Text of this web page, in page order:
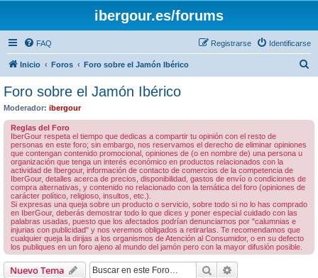
ibergour.es/forums
FAQ Identificarse
Registrarse
Inicio Foros Foro sobre el Jamón Ibérico
Foro sobre el Jamón Ibérico
Moderador: ibergour
Reglas del Foro
IberGour respeta el tiempo que dedicas a compartir tu opinión con el resto de
personas en este foro; sin embargo, nos reservamos el derecho de eliminar opiniones
que contengan contenido promocional, opiniones de (o en nombre de) una persona u
organización que tenga un interés económico en productos relacionados con la
actividad de Ibergour, información de contacto de comercios de la competencia de
IberGour, detalles acerca de precios, disponibilidad, gastos de envío o condiciones de
compra alternativas, y contenido no relacionado con la temática del foro (opiniones de
carácter político, religioso, insultos, etc.).
Si expresas una queja sobre un producto o servicio, sobre todo si no lo has comprado
en IberGour, deberás demostrar todo lo que dices y poner especial cuidado con las
palabras usadas, puesto que los afectados podrían denunciarnos por "calumnias e
injurias con publicidad" y nos veremos obligados a retirarlas. Te recomendamos que
cualquier queja la dirijas a los organismos de Atención al Consumidor, o en su defecto
los publiques en un foro ajeno al mundo del jamón pero con la mayor difusión posible.
Nuevo Tema Buscar